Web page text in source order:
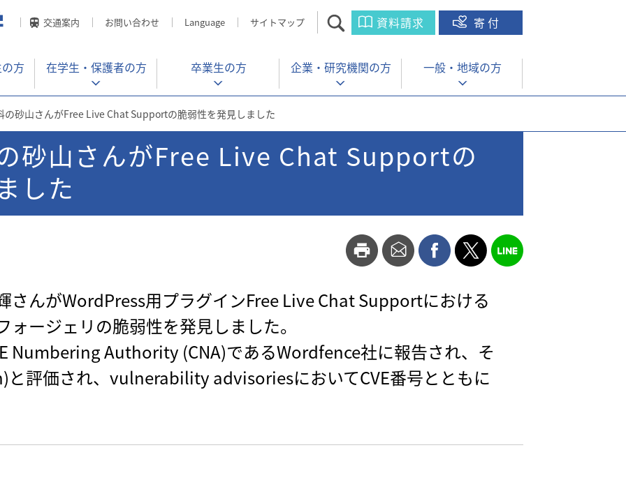
交通案内 お問い合わせ Language サイトマップ 資料請求 寄付
方 在学生・ 保護者の方 卒業生の方 企業・ 研究機関の方 一般・ 地域の方
砂山さんがFree Live Chat Supportの脆弱性を発見しました
砂山さんがFree Live Chat Supportの
した
さんがWordPress用プラグインFree Live Chat Supportにおける
ージェリの脆弱性を発見しました。
Numbering Authority (CNA)であるWordfence社に報告され、そ
と評価され、vulnerability advisoriesにおいてCVE番号とともに